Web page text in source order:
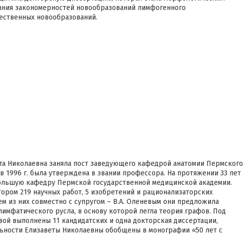
закономерностей новообразований лимфогенного
новообразований.
Николаевна заняла пост заведующего кафедрой анатомии Пермского
1996 г. была утверждена в звании профессора. На протяжении 33 лет
кафедру Пермской государственной медицинской академии.
219 научных работ, 5 изобретений и рационализаторских
из них совместно с супругом – В.А. Оленевым они предложила
русла, в основу которой легла теория графов. Под
выполнены 11 кандидатских и одна докторская диссертации,
Елизаветы Николаевны обобщены в монографии «50 лет с